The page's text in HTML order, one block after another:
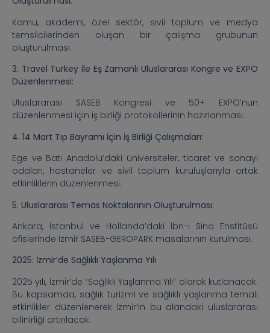
Kamu, akademi, özel sektör, sivil toplum ve medya
temsilcilerinden oluşan bir çalışma grubunun
oluşturulması.
3. Travel Turkey ile Eş Zamanlı Uluslararası Kongre ve EXPO
Düzenlenmesi:
Uluslararası SASEB Kongresi ve 50+ EXPO’nun
düzenlenmesi için iş birliği protokollerinin hazırlanması.
4. 14 Mart Tıp Bayramı İçin İş Birliği Çalışmaları:
Ege ve Batı Anadolu’daki üniversiteler, ticaret ve sanayi
odaları, hastaneler ve sivil toplum kuruluşlarıyla ortak
etkinliklerin düzenlenmesi.
5. Uluslararası Temas Noktalarının Oluşturulması:
Ankara, İstanbul ve Hollanda’daki İbn-i Sina Enstitüsü
ofislerinde İzmir SASEB-GEROPARK masalarının kurulması.
2025: İzmir’de Sağlıklı Yaşlanma Yılı
2025 yılı, İzmir’de “Sağlıklı Yaşlanma Yılı” olarak kutlanacak.
Bu kapsamda, sağlık turizmi ve sağlıklı yaşlanma temalı
etkinlikler düzenlenerek İzmir’in bu alandaki uluslararası
bilinirliği artırılacak.